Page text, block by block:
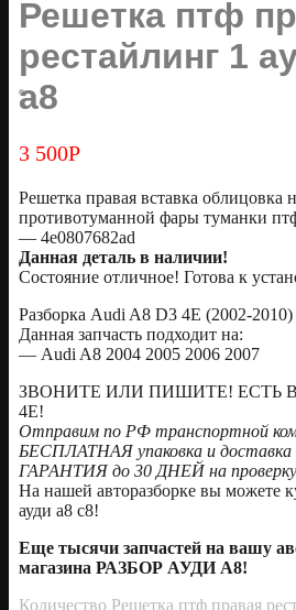
Решетка птф
рестайлинг 1
a8
3 500Р
Решетка правая вставка облицовка
противотуманной фары туманки
— 4e0807682ad
Данная деталь в наличии!
Состояние отличное! Готова к
Разборка Audi A8 D3 4E (2002-2010)
Данная запчасть подходит на:
— Audi A8 2004 2005 2006 2007
ЗВОНИТЕ ИЛИ ПИШИТЕ! ЕСТЬ
4Е!
Oтправим по РФ транспортной
БЕСПЛАТНАЯ упаковка и
ГАРАНТИЯ до 30 ДНЕЙ на проверку
На нашей авторазборке вы можете
ауди а8 с8!
Еще тысячи запчастей на вашу
магазина РАЗБОР АУДИ А8!
Количество Решетка птф правая